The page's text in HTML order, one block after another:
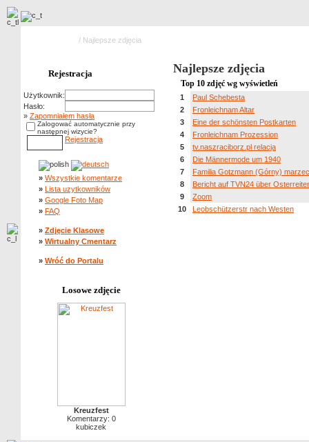
/ Najlepsze zdjęcia
Rejestracja
Użytkownik:
Hasło:
» Zapomniałem hasła
Zalogować automatycznie przy
następnej wizycie?
Rejestracja
» Wszystkie komentarze
» Lista uzytkowników
» Google Foto Map
» FAQ
» Zdjęcie Klasowe
» Wirtualny Cmentarz
» Wróć do Portalu
Losowe zdjęcie
Kreuzfest
Komentarzy: 0
kubiczek
Najlepsze zdjęcia
Top 10 zdjęć wg wyświetleń
1
Paul Schebesta
2
Fronleichnam Altar
3
Eine der schönsten Postkarten
4
Fronleichnam Prozession
5
tv.naszraciborz.pl relacja
6
Die Männermode um 1940
7
Familia Gotzmann (Górny)
8
Bericht auf TVN24 über
9
Zoom
10
Leobschützerstr nach Westen